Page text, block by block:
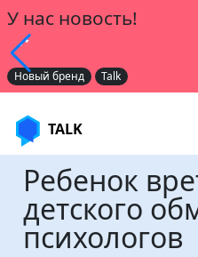
У нас новость!
Новый бренд Talk
TALK
Ребенок
детского
психологов